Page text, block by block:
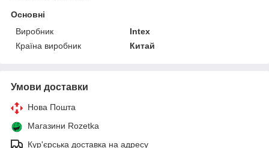
Основні
Виробник
Intex
Країна виробник
Китай
Умови доставки
Нова Пошта
Магазини Rozetka
Кур'єрська доставка на адресу